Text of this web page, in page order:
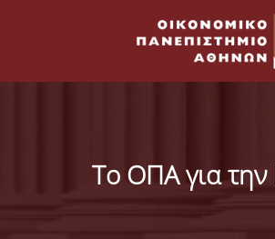
Το ΟΠΑ για την